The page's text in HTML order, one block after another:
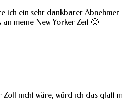
ich ein sehr dankbarer Abnehmer.
meine New Yorker Zeit 🙂
Zoll nicht wäre, würd ich das glatt